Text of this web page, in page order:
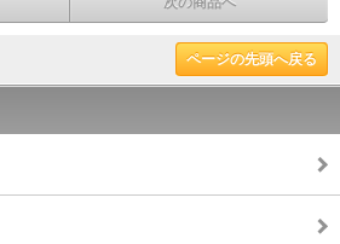
ページの先頭へ戻る